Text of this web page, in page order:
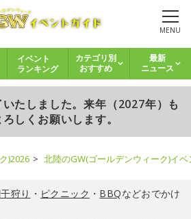
MENU
イベント
ランキング
カテゴリ別
おすすめ
最新
ニュース
たしました。来年（2027年）も
しくお願いします。
)2026 北陸のGW(ゴールデンウィーク)イ
狩り ・ ピクニック ・ BBQなどおでかけ